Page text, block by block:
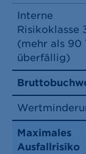
Interne
Risikoklasse
(mehr als 90
überfällig)
Maximales
Ausfallrisiko